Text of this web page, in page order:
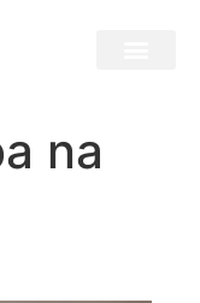
na